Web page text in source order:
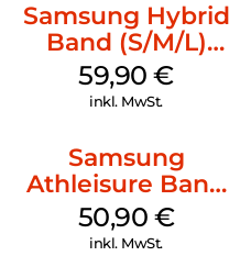
Samsung Hybrid
Band (S/M/L)
Galaxy
Watch8/Watch8
59,90€
inkl. MwSt.
Samsung
Athleisure Band
(M/L) Galaxy
Watch8/Watch8
50,90 €
inkl. MwSt.